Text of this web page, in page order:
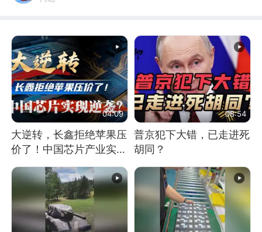
04:09
大逆转，长鑫拒绝苹果压
价了！中国芯片产业实现
怎样的逆袭？
08:54
普京犯下大错，已走进死
胡同？